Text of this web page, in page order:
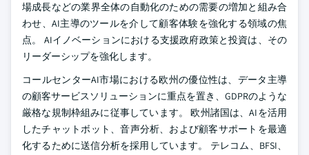
場成長などの業界全体の自動化のための需要の増加と組み合
わせ、AI主導のツールを介して顧客体験を強化する領域の焦
点。 AIイノベーションにおける支援政府政策と投資は、その
リーダーシップを強化します。
コールセンターAI市場における欧州の優位性は、データ主導
の顧客サービスソリューションに重点を置き、GDPRのような
厳格な規制枠組みに従事しています。 欧州諸国は、AIを活用
したチャットボット、音声分析、および顧客サポートを最適
化するために送信分析を採用しています。 テレコム、BFSI、